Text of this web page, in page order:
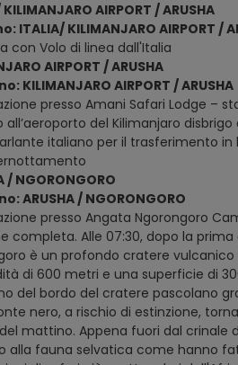
AIRPORT / ARUSHA
ITALIA/ KILIMANJARO AIRPORT /
con Volo di linea dall'Italia
AIRPORT / ARUSHA
KILIMANJARO AIRPORT / ARUSHA
presso Amani Safari Lodge –
all’aeroporto del Kilimanjaro
italiano per il trasferimento in
/ NGORONGORO
ARUSHA / NGORONGORO
presso Angata Ngorongoro
completa. Alle 07:30, dopo la
è un profondo cratere
di 600 metri e una superficie di
del bordo del cratere pascolano
nero, a rischio di estinzione,
mattino. Appena fuori dal crinale
alla fauna selvatica come hanno